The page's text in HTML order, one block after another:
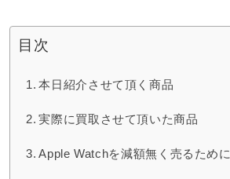
目次
本日紹介させて頂く商品
実際に買取させて頂いた商品
Apple Watchを減額無く売るために